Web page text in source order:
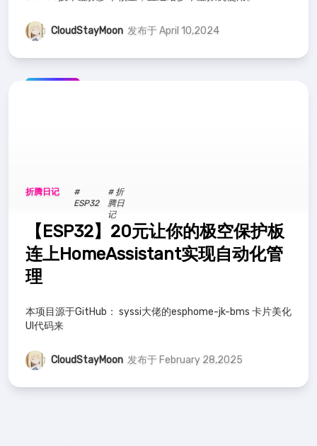
CloudStayMoon 发布于 April 10,2024
折腾日记
#
ESP32
# 折
腾日
记
【ESP32】20元让你的极空保护板
连上HomeAssistant实现自动化管
理
本项目源于GitHub： syssi大佬的esphome-jk-bms 卡片美化
UI代码来
CloudStayMoon 发布于 February 28,2025